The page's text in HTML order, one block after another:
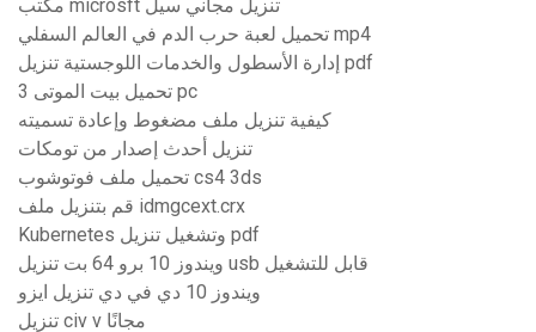
مكتب microsft تنزيل مجاني سيل
تحميل لعبة حرب الدم في العالم السفلي mp4
إدارة الأسطول والخدمات اللوجستية تنزيل pdf
تحميل بيت الموتى 3 pc
كيفية تنزيل ملف مضغوط وإعادة تسميته
تنزيل أحدث إصدار من تومكات
تحميل ملف فوتوشوب cs4 3ds
قم بتنزيل ملف idmgcext.crx
Kubernetes وتشغيل تنزيل pdf
ويندوز 10 برو 64 بت تنزيل usb قابل للتشغيل
ويندوز 10 دي في دي تنزيل ايزو
تنزيل civ v مجانًا